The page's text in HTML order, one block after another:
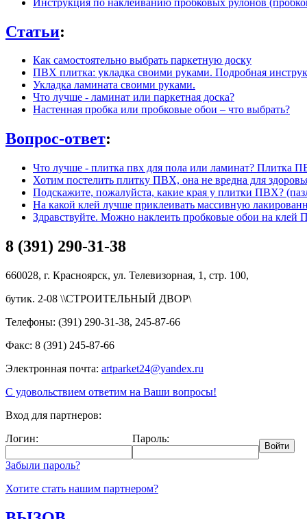
Статьи:
Как самостоятельно выбрать паркетную доску
ПВХ плитка: укладка своими руками. Подробная
Укладка ламината своими руками.
Что лучше - ламинат или паркетная доска?
Настенная пробка или пробковые обои – что выбрать?
Вопрос-ответ:
Что лучше - плитка пвх для пола или ламинат? Плитка
Хотим постелить плитку ПВХ, она не вредна для
Подскажите, пожалуйста, какие края у плитки ПВХ?
На какой клей лучше приклеивать массивную
Здравствуйте. Можно наклеить пробковые обои на клей
8 (391) 290-31-38
660028, г. Красноярск, ул. Телевизорная, 1, стр. 100,
бутик. 2-08 \\СТРОИТЕЛЬНЫЙ ДВОР\
Телефоны: (391) 290-31-38, 245-87-66
Факс: 8 (391) 245-87-66
Электронная почта: artparket24@yandex.ru
С удовольствием ответим на Ваши вопросы!
Вход для партнеров:
Логин:
Пароль:
Забыли пароль?
Хотите стать нашим партнером?